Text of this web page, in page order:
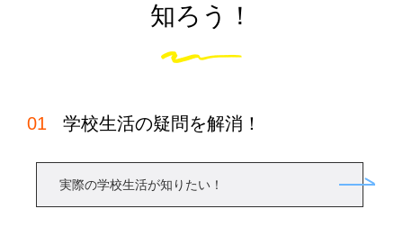
知ろう！
学校生活の疑問を解消！
実際の学校生活が知りたい！